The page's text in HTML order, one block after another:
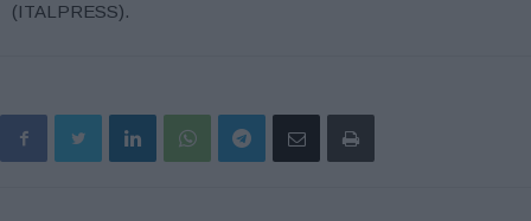
(ITALPRESS).